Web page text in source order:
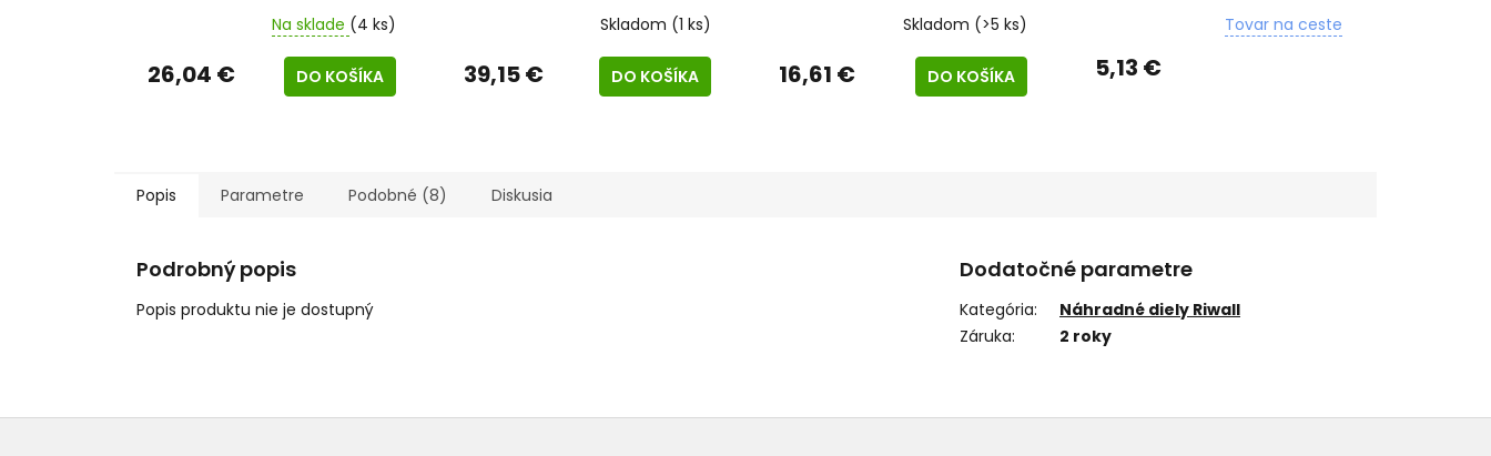
Na sklade (4 ks)
26,04 € DO KOŠÍKA
Skladom (1 ks)
39,15 € DO KOŠÍKA
Skladom (>5 ks)
16,61 € DO KOŠÍKA
Tovar na ceste
5,13 €
Popis Parametre Podobné (8) Diskusia
Podrobný popis
Popis produktu nie je dostupný
Dodatočné parametre
Kategória:
Náhradné diely Riwall
Záruka: 2 roky